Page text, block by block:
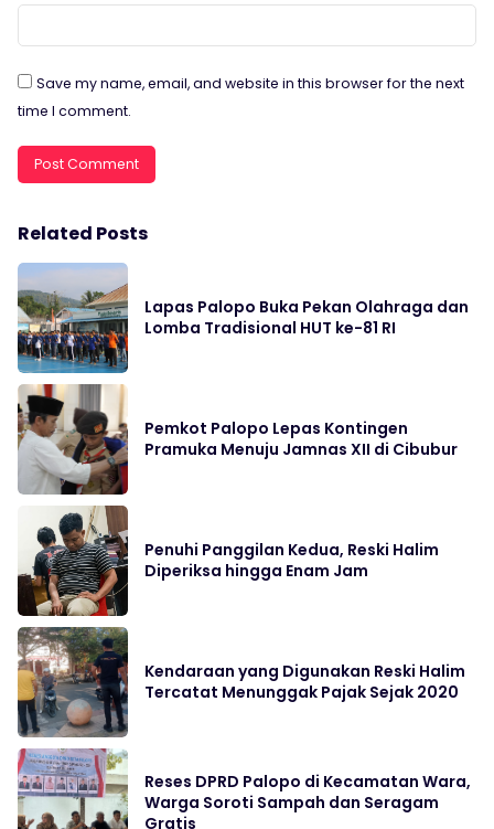
Save my name, email, and website in this browser for the next
time I comment.
Related Posts
Lapas Palopo Buka Pekan Olahraga dan
Lomba Tradisional HUT ke-81 RI
Pemkot Palopo Lepas Kontingen
Pramuka Menuju Jamnas XII di Cibubur
Penuhi Panggilan Kedua, Reski Halim
Diperiksa hingga Enam Jam
Kendaraan yang Digunakan Reski Halim
Tercatat Menunggak Pajak Sejak 2020
Reses DPRD Palopo di Kecamatan Wara,
Warga Soroti Sampah dan Seragam
Gratis